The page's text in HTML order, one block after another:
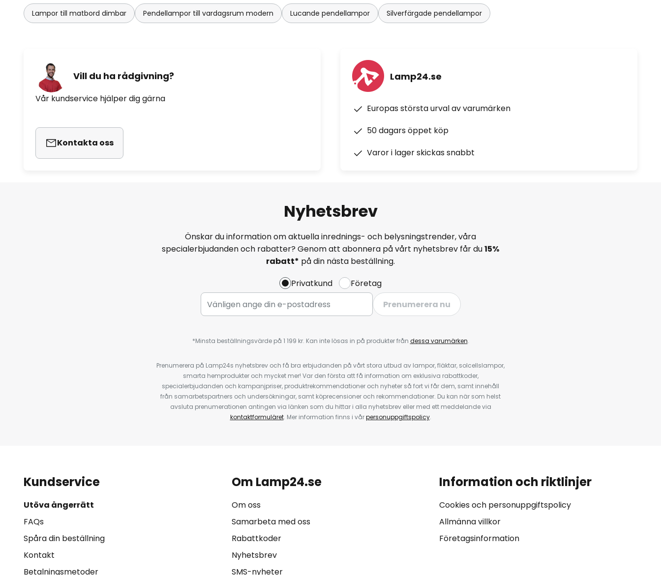
Lampor till matbord dimbar Pendellampor till vardagsrum modern Lucande pendellampor Silverfärgade pendellampor
Vill du ha rådgivning?
Vår kundservice hjälper dig gärna
Kontakta oss
Lamp24.se
Europas största urval av varumärken
50 dagars öppet köp
Varor i lager skickas snabbt
Nyhetsbrev
Önskar du information om aktuella inrednings- och belysningstrender, våra
specialerbjudanden och rabatter? Genom att abonnera på vårt nyhetsbrev får du15%
rabatt* på din nästa beställning.
Privatkund
Företag
Prenumerera nu
*Minsta beställningsvärde på 1 199 kr. Kan inte lösas in på produkter från dessa varumärken.
Prenumerera på Lamp24s nyhetsbrev och få bra erbjudanden på vårt stora utbud av lampor, fläktar, solcellslampor,
smarta hemprodukter och mycket mer! Var den första att få information om exklusiva rabattkoder,
specialerbjudanden och kampanjpriser, produktrekommendationer och nyheter så fort vi får dem, samt innehåll
från samarbetspartners och undersökningar, samt köprecensioner och rekommendationer. Du kan när som helst
avsluta prenumerationen antingen via länken som du hittar i alla nyhetsbrev eller med ett meddelande via
kontaktformuläret. Mer information finns i vårpersonuppgiftspolicy.
Kundservice
Utöva ångerrätt
FAQs
Spåra din beställning
Kontakt
Betalningsmetoder
Om Lamp24.se
Om oss
Samarbeta med oss
Rabattkoder
Nyhetsbrev
SMS-nyheter
Information och riktlinjer
Cookies och personuppgiftspolicy
Allmänna villkor
Företagsinformation